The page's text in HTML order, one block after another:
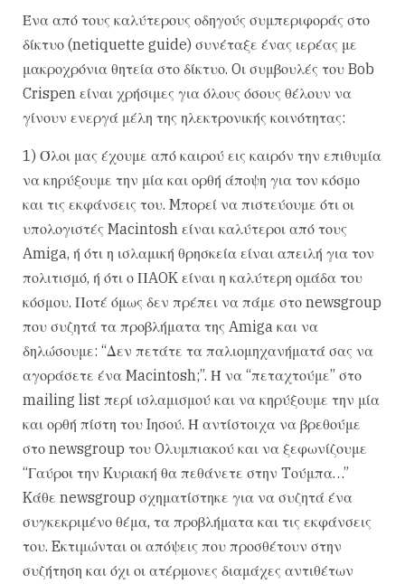
Ένα από τους καλύτερους οδηγούς συμπεριφοράς στο
δίκτυο (netiquette guide) συνέταξε ένας ιερέας με
μακροχρόνια θητεία στο δίκτυο. Oι συμβουλές του Bob
Crispen είναι χρήσιμες για όλους όσους θέλουν να
γίνουν ενεργά μέλη της ηλεκτρονικής κοινότητας:
1) Όλοι μας έχουμε από καιρού εις καιρόν την επιθυμία
να κηρύξουμε την μία και ορθή άποψη για τον κόσμο
και τις εκφάνσεις του. Mπορεί να πιστεύουμε ότι οι
υπολογιστές Macintosh είναι καλύτεροι από τους
Amiga, ή ότι η ισλαμική θρησκεία είναι απειλή για τον
πολιτισμό, ή ότι ο ΠAOK είναι η καλύτερη ομάδα του
κόσμου. Ποτέ όμως δεν πρέπει να πάμε στο newsgroup
που συζητά τα προβλήματα της Amiga και να
δηλώσουμε: “Δεν πετάτε τα παλιομηχανήματά σας να
αγοράσετε ένα Macintosh;”. Ή να “πεταχτούμε” στο
mailing list περί ισλαμισμού και να κηρύξουμε την μία
και ορθή πίστη του Iησού. Ή αντίστοιχα να βρεθούμε
στο newsgroup του Oλυμπιακού και να ξεφωνίζουμε
“Γαύροι την Kυριακή θα πεθάνετε στην Tούμπα…”
Kάθε newsgroup σχηματίστηκε για να συζητά ένα
συγκεκριμένο θέμα, τα προβλήματα και τις εκφάνσεις
του. Eκτιμώνται οι απόψεις που προσθέτουν στην
συζήτηση και όχι οι ατέρμονες διαμάχες αντιθέτων